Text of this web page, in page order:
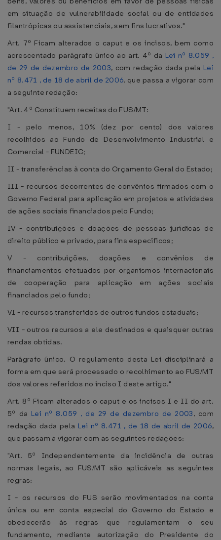
em situação de vulnerabilidade social ou de entidades
filantrópicas ou assistenciais, sem fins lucrativos."
Art. 7º Ficam alterados o caput e os incisos, bem como
acrescentado parágrafo único ao art. 4º da Lei nº 8.059 ,
de 29 de dezembro de 2003, com redação dada pela Lei
nº 8.471 , de 18 de abril de 2006, que passa a vigorar com
a seguinte redação:
"Art. 4º Constituem receitas do FUS/MT:
I - pelo menos, 10% (dez por cento) dos valores
recolhidos ao Fundo de Desenvolvimento Industrial e
Comercial - FUNDEIC;
II - transferências à conta do Orçamento Geral do Estado;
III - recursos decorrentes de convênios firmados com o
Governo Federal para aplicação em projetos e atividades
de ações sociais financiados pelo Fundo;
IV - contribuições e doações de pessoas jurídicas de
direito público e privado, para fins específicos;
V - contribuições, doações e convênios de
financiamentos efetuados por organismos internacionais
de cooperação para aplicação em ações sociais
financiados pelo fundo;
VI - recursos transferidos de outros fundos estaduais;
VII - outros recursos a ele destinados e quaisquer outras
rendas obtidas.
Parágrafo único. O regulamento desta Lei disciplinará a
forma em que será processado o recolhimento ao FUS/MT
dos valores referidos no inciso I deste artigo."
Art. 8º Ficam alterados o caput e os incisos I e II do art.
5º da Lei nº 8.059 , de 29 de dezembro de 2003, com
redação dada pela Lei nº 8.471 , de 18 de abril de 2006,
que passam a vigorar com as seguintes redações:
"Art. 5º Independentemente da incidência de outras
normas legais, ao FUS/MT são aplicáveis as seguintes
regras:
I - os recursos do FUS serão movimentados na conta
única ou em conta especial do Governo do Estado e
obedecerão às regras que regulamentam o seu
fundamento, mediante autorização do Presidente do